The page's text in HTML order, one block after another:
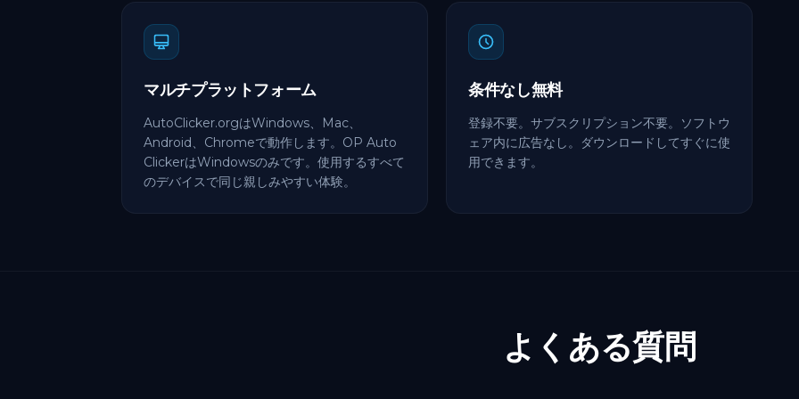
マルチプラットフォーム
AutoClicker.orgはWindows、Mac、
Android、Chromeで動作します。OP Auto
ClickerはWindowsのみです。使用するすべて
のデバイスで同じ親しみやすい体験。
条件なし無料
登録不要。サブスクリプション不要。ソフトウ
ェア内に広告なし。ダウンロードしてすぐに使
用できます。
よくある質問